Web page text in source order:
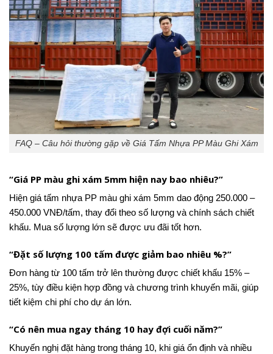
FAQ – Câu hỏi thường gặp về Giá Tấm Nhựa PP Màu Ghi Xám
“Giá PP màu ghi xám 5mm hiện nay bao nhiêu?”
Hiện giá tấm nhựa PP màu ghi xám 5mm dao động 250.000 –
450.000 VNĐ/tấm, thay đổi theo số lượng và chính sách chiết
khấu. Mua số lượng lớn sẽ được ưu đãi tốt hơn.
“Đặt số lượng 100 tấm được giảm bao nhiêu %?”
Đơn hàng từ 100 tấm trở lên thường được chiết khấu 15% –
25%, tùy điều kiện hợp đồng và chương trình khuyến mãi, giúp
tiết kiệm chi phí cho dự án lớn.
“Có nên mua ngay tháng 10 hay đợi cuối năm?”
Khuyến nghị đặt hàng trong tháng 10, khi giá ổn định và nhiều